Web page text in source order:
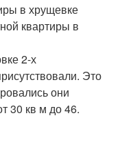
в хрущевке
квартиры в
2-х
Это
они
30 кв м до 46.